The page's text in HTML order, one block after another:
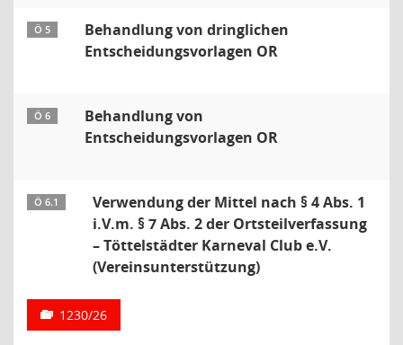
Ö 5
Behandlung von dringlichen
Entscheidungsvorlagen OR
Ö 6
Behandlung von
Entscheidungsvorlagen OR
Ö 6.1
Verwendung der Mittel nach § 4 Abs. 1
i.V.m. § 7 Abs. 2 der Ortsteilverfassung
– Töttelstädter Karneval Club e.V.
(Vereinsunterstützung)
1230/26